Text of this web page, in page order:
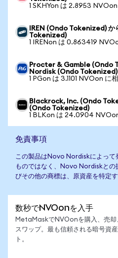
1 SKHYon は 2.8953 NVOon
IREN (Ondo Tokenized)
Tokenized)
1 IRENon は 0.863419
Procter & Gamble (Ondo
Nordisk (Ondo Tokenized)
1 PGon は 3.1101 NVOon に
Blackrock, Inc. (Ondo
(Ondo Tokenized)
1 BLKon は 24.0904
免責事項
この製品はNovo Nordiskによって
ものではなく、Novo Nordiskとの
びその他の商標は、原資産を特定
数秒でNVOonを入手
MetaMaskでNVOonを購入、売却
スワップ。最も信頼される暗号資
ト。